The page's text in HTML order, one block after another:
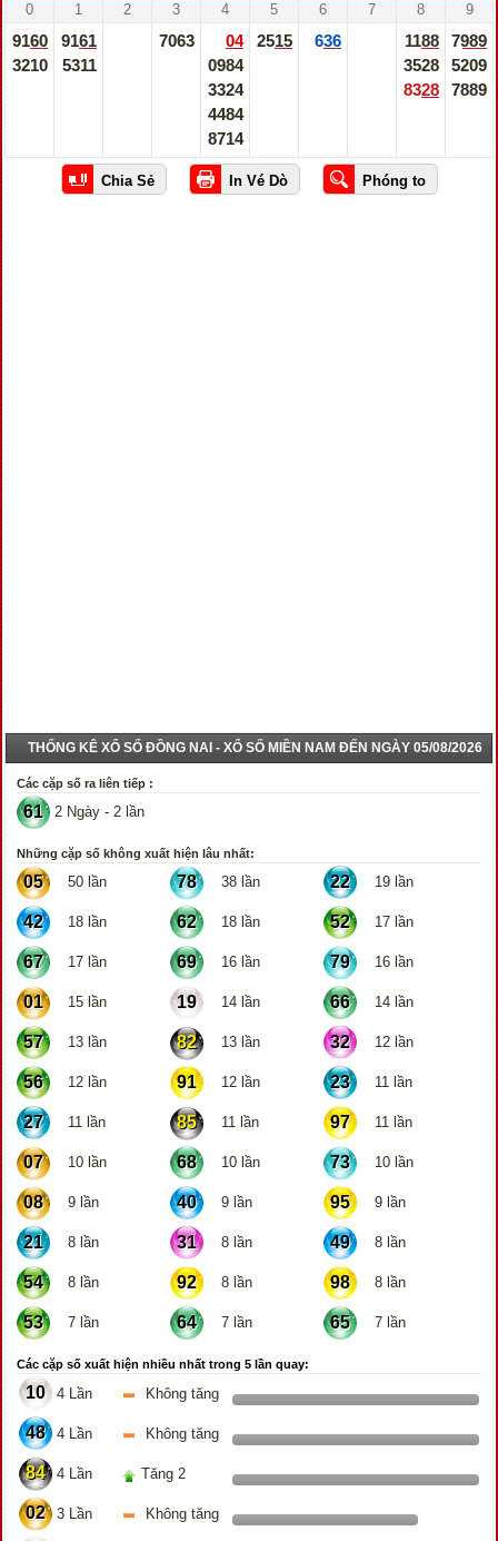
0 1 2 3 4 5 6 7 8 9
9160
3210
9161
5311
7063
04
0984
3324
4484
8714
2515 636
1188
3528
8328
7989
5209
7889
THỐNG KÊ XỔ SỐ ĐỒNG NAI - XỔ SỐ MIỀN NAM ĐẾN NGÀY 05/08/2026
Các cặp số ra liên tiếp :
61 2 Ngày - 2 lần
Những cặp số không xuất hiện lâu nhất:
05 50 lần 78 38 lần 22 19 lần
42 18 lần 62 18 lần 52 17 lần
67 17 lần 69 16 lần 79 16 lần
01 15 lần 19 14 lần 66 14 lần
57 13 lần 82 13 lần 32 12 lần
56 12 lần 91 12 lần 23 11 lần
27 11 lần 85 11 lần 97 11 lần
07 10 lần 68 10 lần 73 10 lần
08 9 lần 40 9 lần 95 9 lần
21 8 lần 31 8 lần 49 8 lần
54 8 lần 92 8 lần 98 8 lần
53 7 lần 64 7 lần 65 7 lần
Các cặp số xuất hiện nhiều nhất trong 5 lần quay:
10 4 Lần Không tăng
48 4 Lần Không tăng
84 4 Lần Tăng 2
02 3 Lần Không tăng